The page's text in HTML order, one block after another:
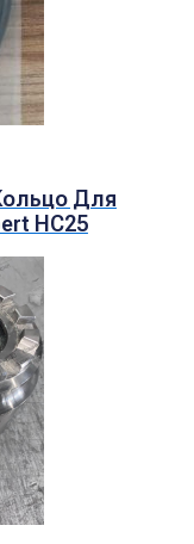
Для
HC25